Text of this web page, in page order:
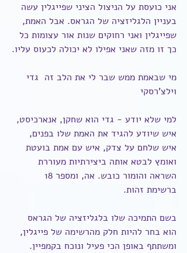
אני כועסת על הניצול הציני שפייגלין עשה
בעניין הלגליזציה של הגראס. אבל האמת,
שפייגלין ואני רחוקים שנות אור עצומות כל
כך זו מזה שאני אפילו לא יכולה לכעוס עליו.
מי שבאמת ממש שבר לי את הלב זה  גדי
וילצ'רסקי
למי שלא יודע - גדי הוא שחקן, אנארכיסט,
איש שיודע להגיד את האמת שלו בפנים,
איש שלחם על צדק, איש עם אמת בועטת
ואומץ לבטא אותה ביצירתיות מעוררת
ברשימת זהות.
בשם התמיכה שלו בלגליזציה של הגראס
הוא בחר להיות חלק מהרשימה של פייגלין,
ומשתתף באופן הכי פעיל ונוכח בקמפיין.